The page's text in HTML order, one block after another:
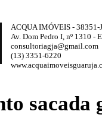
ACQUA IMÓVEIS - 38351-J
Av. Dom Pedro I, nº 1310 -
consultoriagja@gmail.com
(13) 3351-6220